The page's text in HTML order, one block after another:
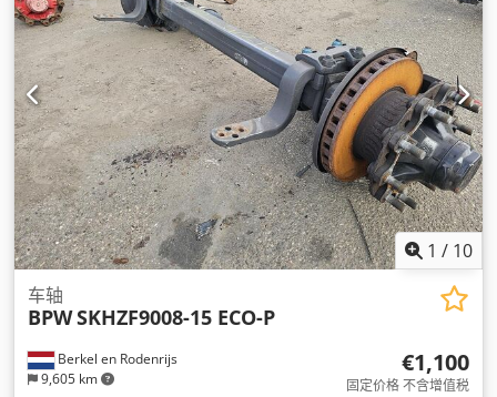
1 / 10
Berkel en Rodenrijs
9,605 km
车轴
BPWSKHZF9008-15 ECO-P
€1,100
固定价格 不含增值税